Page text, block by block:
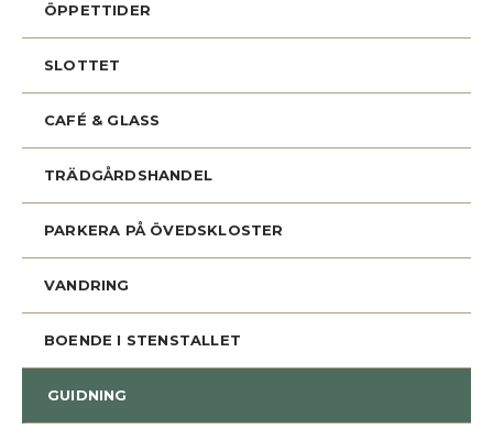
ÖPPETTIDER
SLOTTET
CAFÉ & GLASS
TRÄDGÅRDSHANDEL
PARKERA PÅ ÖVEDSKLOSTER
VANDRING
BOENDE I STENSTALLET
GUIDNING